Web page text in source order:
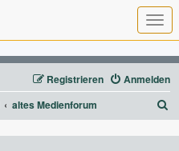
T
o
g
g
l
e
n
a
g
Anmelden
Registrieren
altes Medienforum
u